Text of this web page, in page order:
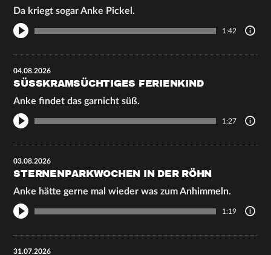
Da kriegt sogar Anke Pickel.
1:42
04.08.2026
SÜSSKRAMSÜCHTIGES FERIENKIND
Anke findet das garnicht süß.
1:27
03.08.2026
STERNENPARKWOCHEN IN DER RÖHN
Anke hätte gerne mal wieder was zum Anhimmeln.
1:19
31.07.2026